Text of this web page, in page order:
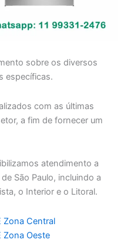
sobre os diversos
específicas.
com as últimas
a fim de fornecer um
atendimento a
São Paulo, incluindo a
o Interior e o Litoral.
Zona Central
Zona Oeste